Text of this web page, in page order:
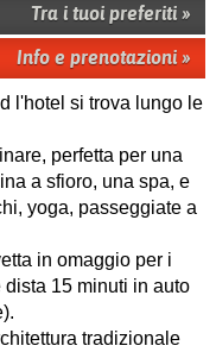
Tra i tuoi preferiti »
Info e prenotazioni »
l'hotel si trova lungo le
perfetta per una
a sfioro, una spa, e
yoga, passeggiate a
in omaggio per i
15 minuti in auto
tradizionale